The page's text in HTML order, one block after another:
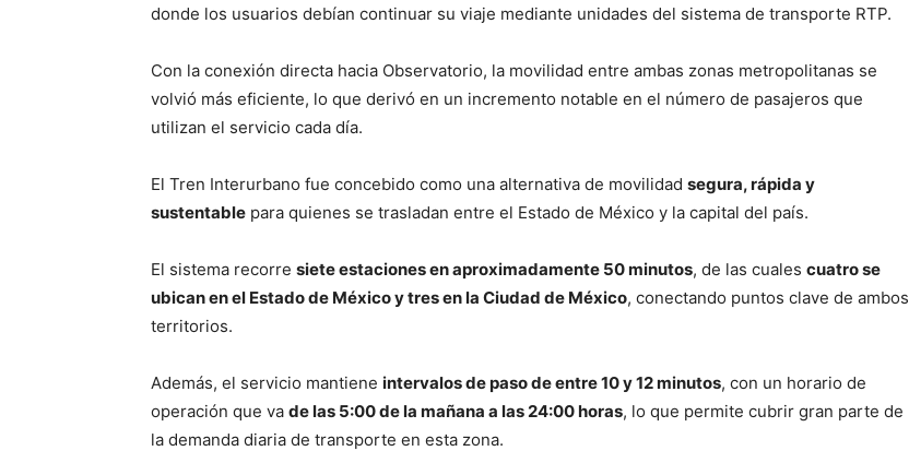
donde los usuarios debían continuar su viaje mediante unidades del sistema de transporte RTP.
Con la conexión directa hacia Observatorio, la movilidad entre ambas zonas metropolitanas se
volvió más eficiente, lo que derivó en un incremento notable en el número de pasajeros que
utilizan el servicio cada día.
El Tren Interurbano fue concebido como una alternativa de movilidad segura, rápida y
sustentable para quienes se trasladan entre el Estado de México y la capital del país.
El sistema recorre siete estaciones en aproximadamente 50 minutos, de las cuales cuatro se
ubican en el Estado de México y tres en la Ciudad de México, conectando puntos clave de ambos
territorios.
Además, el servicio mantiene intervalos de paso de entre 10 y 12 minutos, con un horario de
operación que va de las 5:00 de la mañana a las 24:00 horas, lo que permite cubrir gran parte de
la demanda diaria de transporte en esta zona.